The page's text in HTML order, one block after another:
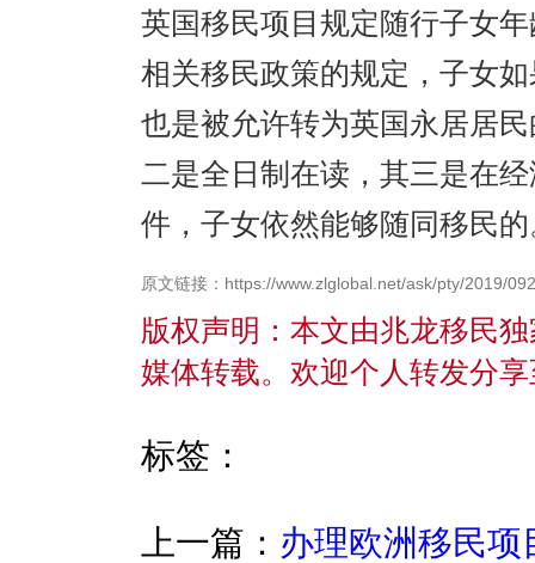
英国移民项目规定随行子女
相关移民政策的规定，子女
也是被允许转为英国永居居
二是全日制在读，其三是在
件，子女依然能够随同移民
原文链接：https://www.zlglobal.net/ask/pty/2019/
版权声明：本文由兆龙移民
媒体转载。欢迎个人转发分
标签：
上一篇： 办理欧洲移民